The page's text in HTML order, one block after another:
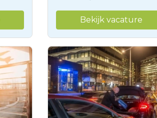
Bekijk vacature